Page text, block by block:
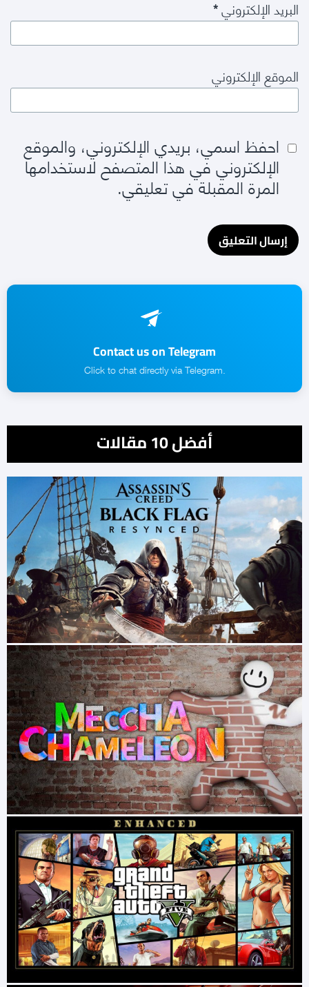
البريد الإلكتروني*
الموقع الإلكتروني
احفظ اسمي، بريدي الإلكتروني، والموقع
الإلكتروني في هذا المتصفح لاستخدامها
المرة المقبلة في تعليقي.
Contact us on Telegram
.Click to chat directly via Telegram
أفضل 10 مقالات